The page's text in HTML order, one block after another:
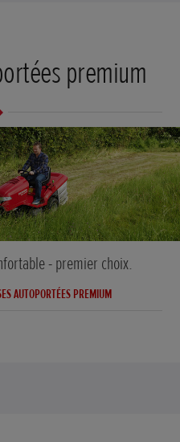
premium
- premier choix.
AUTOPORTÉES PREMIUM